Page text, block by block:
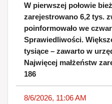
W pierwszej połowie
zarejestrowano 6,2 tys.
poinformowało we
Sprawiedliwości.
tysiące – zawarto w
Najwięcej małżeństw
186
8/6/2026, 11:06 AM